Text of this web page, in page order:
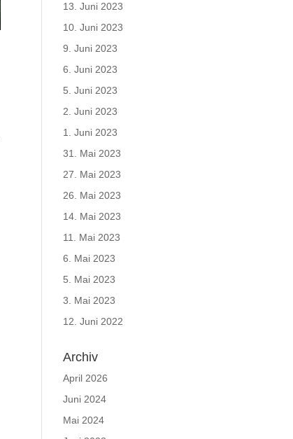
13. Juni 2023
10. Juni 2023
9. Juni 2023
6. Juni 2023
5. Juni 2023
2. Juni 2023
1. Juni 2023
31. Mai 2023
27. Mai 2023
26. Mai 2023
14. Mai 2023
11. Mai 2023
6. Mai 2023
5. Mai 2023
3. Mai 2023
12. Juni 2022
Archiv
April 2026
Juni 2024
Mai 2024